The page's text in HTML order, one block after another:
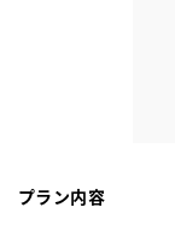
プラン内容